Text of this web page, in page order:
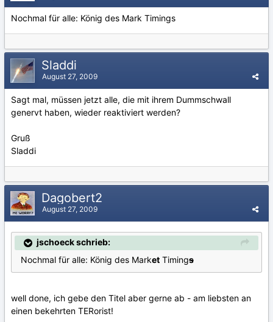
Nochmal für alle: König des Mark Timings
Sladdi
August 27, 2009
Sagt mal, müssen jetzt alle, die mit ihrem Dummschwall
genervt haben, wieder reaktiviert werden?
Gruß
Sladdi
Dagobert2
August 27, 2009
jschoeck schrieb:
Nochmal für alle: König des Market Timings
well done, ich gebe den Titel aber gerne ab - am liebsten an
einen bekehrten TERorist!